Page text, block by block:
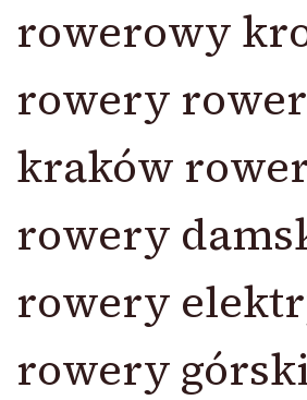
rowerowy
rowery
kraków
rowery
rowery
rowery